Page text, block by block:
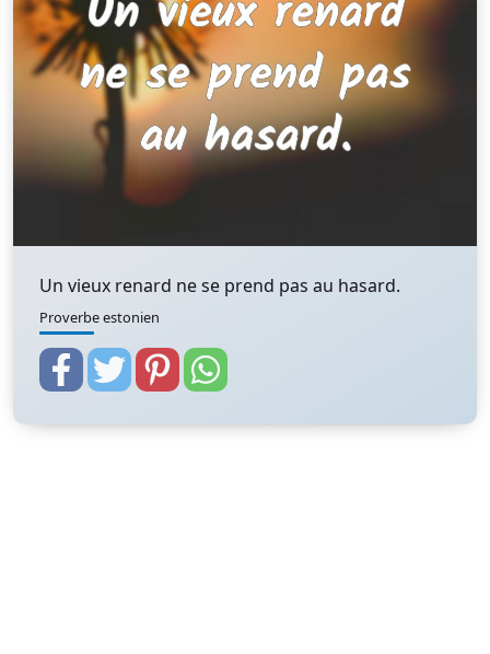
Un vieux renard ne se prend pas au hasard.
Proverbe estonien